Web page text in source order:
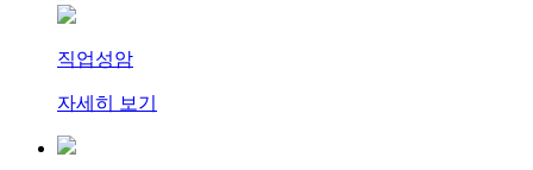
직업성암
자세히 보기